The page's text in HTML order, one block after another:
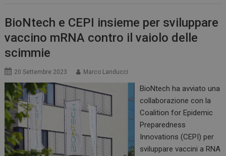
BioNtech e CEPI insieme per sviluppare
vaccino mRNA contro il vaiolo delle
scimmie
20 Settembre 2023 Marco Landucci
BioNtech ha avviato una
collaborazione con la
Coalition for Epidemic
Preparedness
Innovations (CEPI) per
sviluppare vaccini a RNA